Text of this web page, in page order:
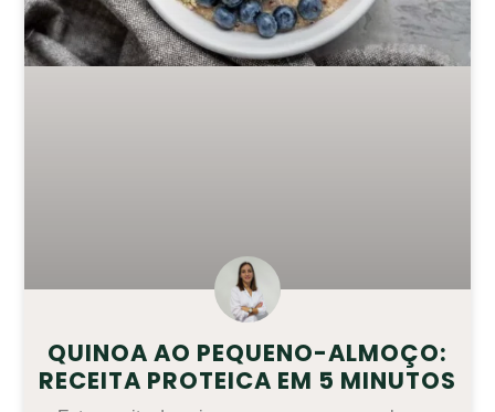
QUINOA AO PEQUENO-ALMOÇO:
RECEITA PROTEICA EM 5 MINUTOS